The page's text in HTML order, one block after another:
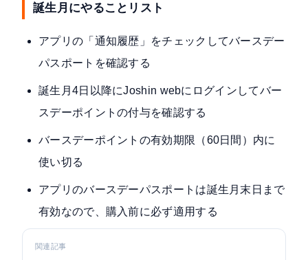
誕生月にやることリスト
アプリの「通知履歴」をチェックしてバースデー
パスポートを確認する
誕生月4日以降にJoshin webにログインしてバー
スデーポイントの付与を確認する
バースデーポイントの有効期限（60日間）内に
使い切る
アプリのバースデーパスポートは誕生月末日まで
有効なので、購入前に必ず適用する
関連記事